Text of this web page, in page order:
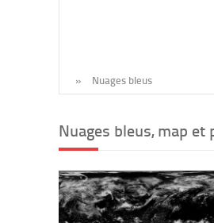
» Nuages bleus
Nuages bleus, map et